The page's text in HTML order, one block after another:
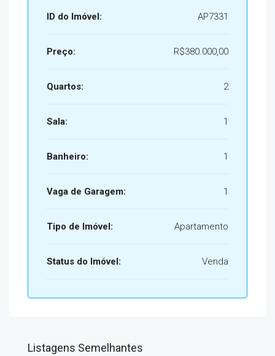
ID do Imóvel: AP7331
Preço: R$380.000,00
Quartos: 2
Sala: 1
Banheiro: 1
Vaga de Garagem: 1
Tipo de Imóvel: Apartamento
Status do Imóvel: Venda
Listagens Semelhantes